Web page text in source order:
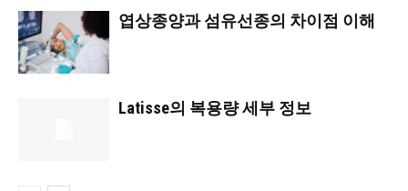
엽상종양과 섬유선종의 차이점 이해
Latisse의 복용량 세부 정보